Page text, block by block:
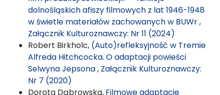
dolnośląskich afiszy filmowych z lat 1946-1948
w świetle materiałów zachowanych w BUWr,
Załącznik Kulturoznawczy: Nr 11 (2024)
Robert Birkholc, (Auto)refleksyjność w Tremie
Alfreda Hitchcocka. O adaptacji powieści
Selwyna Jepsona, Załącznik Kulturoznawczy:
Nr 7 (2020)
Dorota Dąbrowska, Filmowe adaptacje